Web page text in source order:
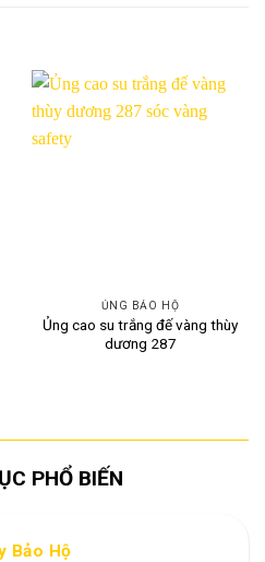
ỦNG BẢO HỘ
Ủng cao su trắng đế vàng thùy
dương 287
PHỔ BIẾN
Bảo Hộ